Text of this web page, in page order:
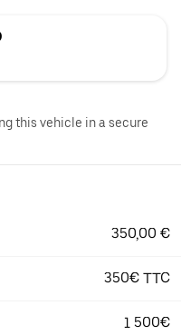
this vehicle in a secure
350,00 €
350€ TTC
1 500€